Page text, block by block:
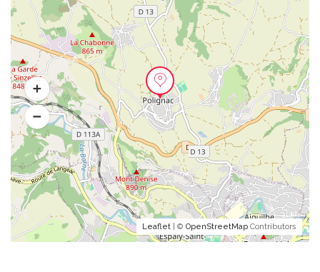
Leaflet | © OpenStreetMap Contributors